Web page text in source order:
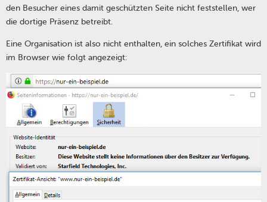
den Besucher eines damit geschützten Seite nicht feststellen, wer
die dortige Präsenz betreibt.
Eine Organisation ist also nicht enthalten, ein solches Zertifikat wird
im Browser wie folgt angezeigt: